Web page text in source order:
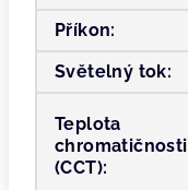
Příkon:
Světelný tok:
Teplota
chromatičnosti
(CCT):